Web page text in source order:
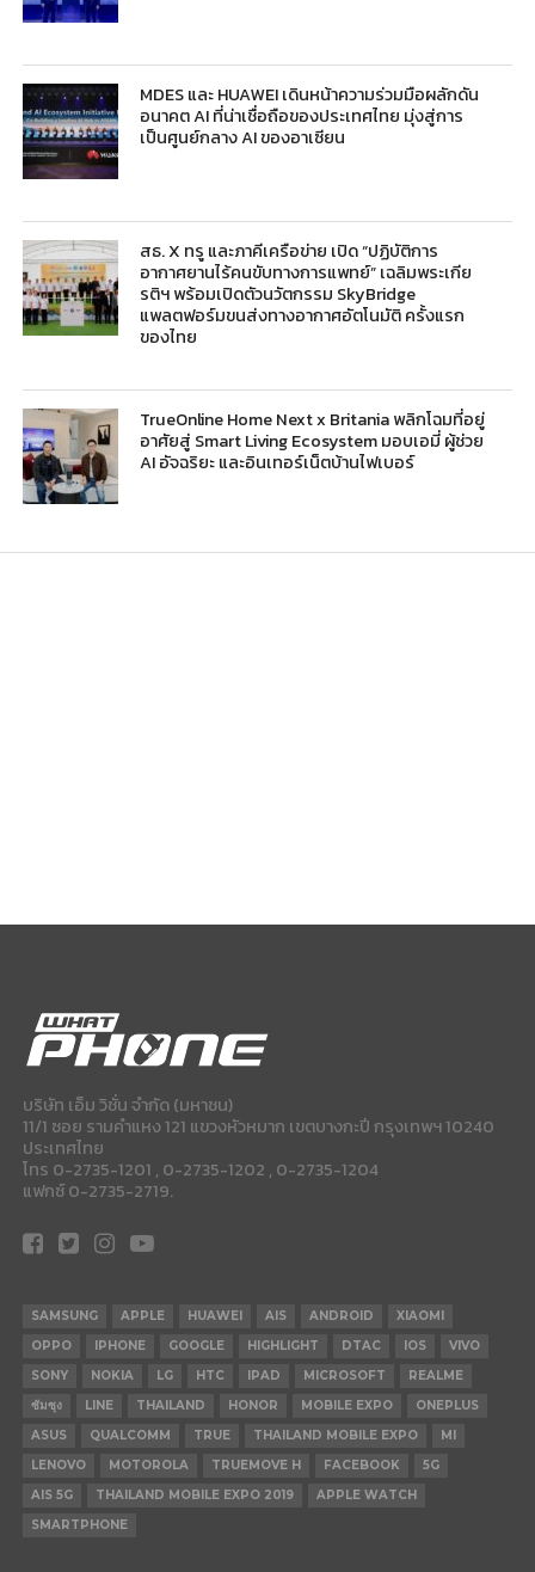
MDES และ HUAWEI เดินหน้าความร่วมมือผลักดัน
อนาคต AI ที่น่าเชื่อถือของประเทศไทย มุ่งสู่การ
เป็นศูนย์กลาง AI ของอาเซียน
สธ. X ทรู และภาคีเครือข่าย เปิด “ปฏิบัติการ
อากาศยานไร้คนขับทางการแพทย์” เฉลิมพระเกีย
รติฯ พร้อมเปิดตัวนวัตกรรม SkyBridge
แพลตฟอร์มขนส่งทางอากาศอัตโนมัติ ครั้งแรก
ของไทย
TrueOnline Home Next x Britania พลิกโฉมที่อยู่
อาศัยสู่ Smart Living Ecosystem มอบเอมี่ ผู้ช่วย
AI อัจฉริยะ และอินเทอร์เน็ตบ้านไฟเบอร์
บริษัท เอ็ม วิชั่น จำกัด (มหาชน)
11/1 ซอย รามคำแหง 121 แขวงหัวหมาก เขตบางกะปี กรุงเทพฯ 10240
ประเทศไทย
โทร 0-2735-1201 , 0-2735-1202 , 0-2735-1204
แฟกซ์ 0-2735-2719.
SAMSUNG APPLE HUAWEI AIS ANDROID
XIAOMI
OPPO
IPHONE GOOGLE HIGHLIGHT DTAC IOS
VIVO
SONY
NOKIA LG HTC IPAD MICROSOFT
REALME
ซัมซุง
LINE THAILAND HONOR MOBILE EXPO
ONEPLUS
ASUS
QUALCOMM TRUE THAILAND MOBILE EXPO
MI
LENOVO
MOTOROLA TRUEMOVE H FACEBOOK
5G
AIS 5G
THAILAND MOBILE EXPO 2019
APPLE WATCH
SMARTPHONE